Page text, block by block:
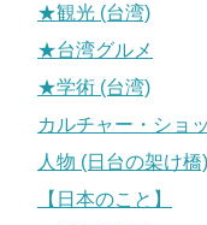
★観光 (台湾)
★台湾グルメ
★学術 (台湾)
カルチャー・ショ
人物 (日台の架け橋)
【日本のこと】